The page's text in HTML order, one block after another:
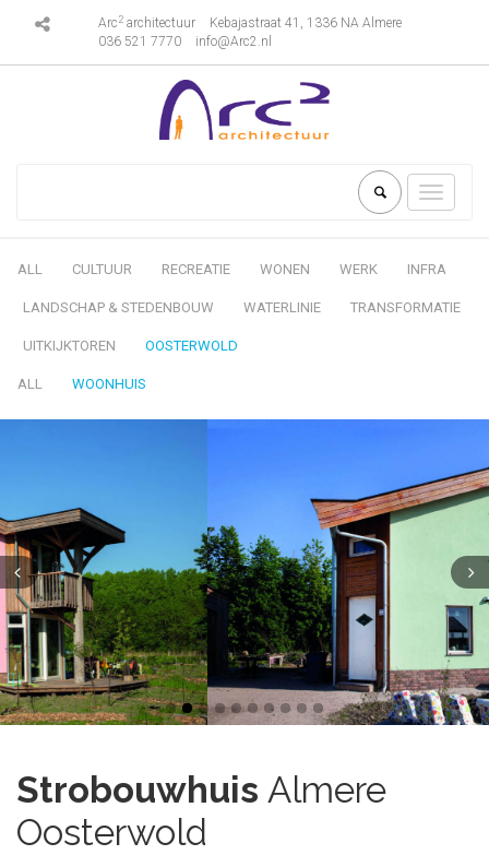
Arc 2architectuur
Kebajastraat 41, 1336 NA Almere
036 521 7770
info@Arc2.nl
Toggle
ALL CULTUUR RECREATIE WONEN WERK INFRA
LANDSCHAP & STEDENBOUW WATERLINIE TRANSFORMATIE
UITKIJKTOREN OOSTERWOLD
ALL WOONHUIS
Strobouwhuis Almere
Oosterwold